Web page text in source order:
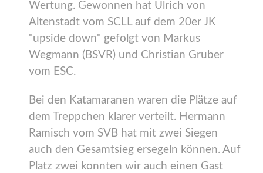
Wertung. Gewonnen hat Ulrich von
Altenstadt vom SCLL auf dem 20er JK
"upside down" gefolgt von Markus
Wegmann (BSVR) und Christian Gruber
vom ESC.
Bei den Katamaranen waren die Plätze auf
dem Treppchen klarer verteilt. Hermann
Ramisch vom SVB hat mit zwei Siegen
auch den Gesamtsieg ersegeln können. Auf
Platz zwei konnten wir auch einen Gast